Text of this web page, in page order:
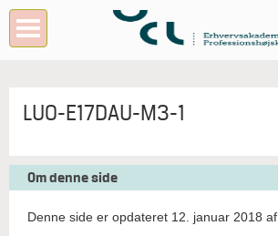
LUO-E17DAU-M3-1
Om denne side
Denne side er opdateret 12. januar 2018 af